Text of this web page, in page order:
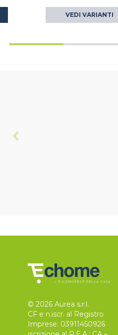
VEDI VARIANTI
© 2026 Aurea s.r.l.
CF e n.iscr. al Registro
Imprese: 03911450926